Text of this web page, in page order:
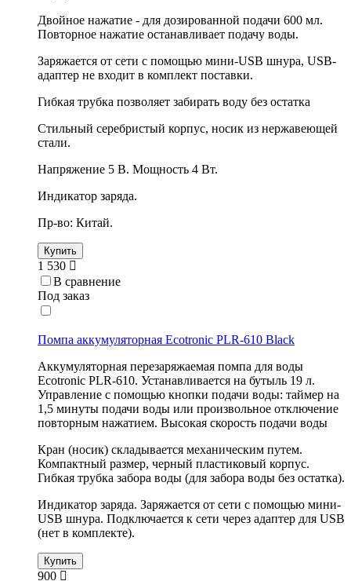
Двойное нажатие - для дозированной подачи 600 мл.
Повторное нажатие останавливает подачу воды.
Заряжается от сети с помощью мини-USB шнура, USB-
адаптер не входит в комплект поставки.
Гибкая трубка позволяет забирать воду без остатка
Стильный серебристый корпус, носик из нержавеющей
стали.
Напряжение 5 В. Мощность 4 Вт.
Индикатор заряда.
Пр-во: Китай.
Купить
1 530
В сравнение
Под заказ
Помпа аккумуляторная Ecotronic PLR-610 Black
Аккумуляторная перезаряжаемая помпа для воды
Ecotronic PLR-610. Устанавливается на бутыль 19 л.
Управление с помощью кнопки подачи воды: таймер на
1,5 минуты подачи воды или произвольное отключение
повторным нажатием. Высокая скорость подачи воды
Кран (носик) складывается механическим путем.
Компактный размер, черный пластиковый корпус.
Гибкая трубка забора воды (для забора воды без остатка).
Индикатор заряда. Заряжается от сети с помощью мини-
USB шнура. Подключается к сети через адаптер для USB
(нет в комплекте).
Купить
900